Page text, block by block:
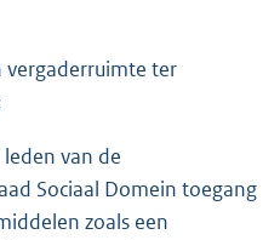
vergaderruimte ter
van de
Sociaal Domein toegang
zoals een